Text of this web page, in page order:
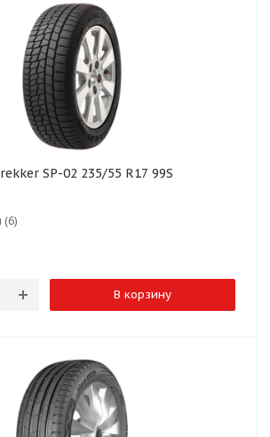
SP-02 235/55 R17 99S
(6)
В корзину